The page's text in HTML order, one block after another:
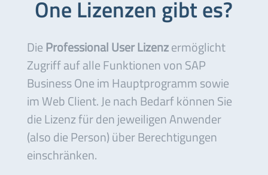
One Lizenzen gibt es?
DieProfessional User Lizenzermöglicht
Zugriff auf alle Funktionen von SAP
Business One im Hauptprogramm sowie
im Web Client. Je nach Bedarf können Sie
die Lizenz für den jeweiligen Anwender
(also die Person) über Berechtigungen
einschränken.